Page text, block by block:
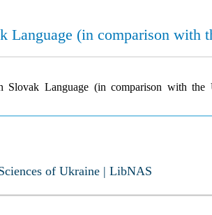
(in comparison with
Slovak Language (in comparison with
of Ukraine | LibNAS